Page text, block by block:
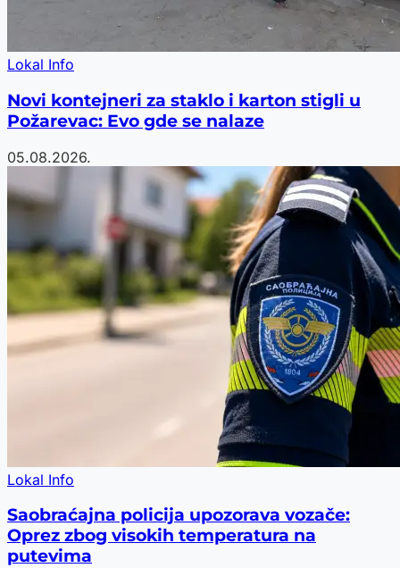
Lokal Info
Novi kontejneri za staklo i karton stigli u
Požarevac: Evo gde se nalaze
05.08.2026.
Lokal Info
Saobraćajna policija upozorava vozače:
Oprez zbog visokih temperatura na
putevima